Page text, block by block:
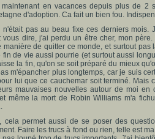
maintenant en vacances depuis plus de 2
d'adoption. Ca fait un bien fou.
n'était pas au beau fixe ces derniers mois.
vous dire, j'ai perdu un être cher, mon
manière de quitter ce monde, et surtout
fin de vie aussi pourrie (et surtout aussi
la fin, qu'on se soit préparé du mieux
m'épancher plus longtemps, car je suis
lui que ce cauchemar soit terminé. Mais
mauvaises nouvelles autour de moi
même la mort de Robin Williams m'a
cela permet aussi de se poser des
Faire les trucs à fond ou rien, telle est